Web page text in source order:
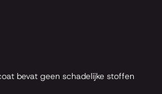
bevat geen schadelijke stoffen